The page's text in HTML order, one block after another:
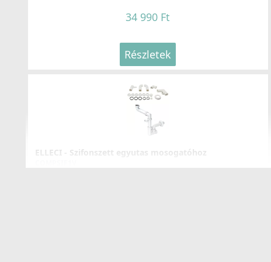
ELLECI - Csaptelep Stream Plus G68
119 990 Ft
34 990 Ft
Részletek
ELLECI - Szifonszett egyutas mosogatóhoz